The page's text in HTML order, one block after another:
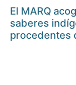
El MARQ
saberes
procedentes